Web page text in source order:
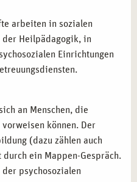
Werden Sie ein
und entwickeln Sie
bzw. einem
Methoden
bei Klienten
arbeiten in sozialen
der Heilpädagogik, in
Einrichtungen
an Menschen, die
können. Der
(dazu zählen auch
ein Mappen-Gespräch.
psychosozialen